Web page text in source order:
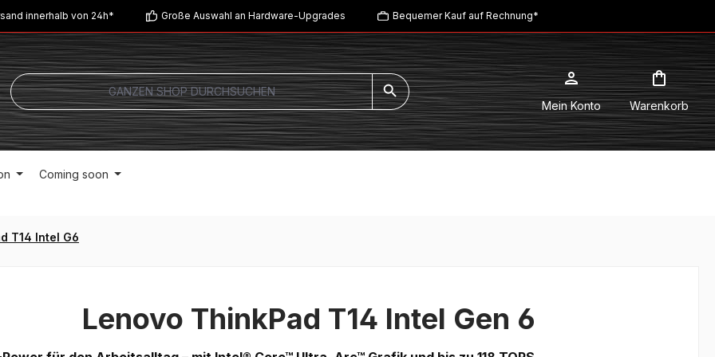
innerhalb von 24h* Große Auswahl an Hardware-Upgrades Bequemer Kauf auf Rechnung*
Mein Konto Warenkorb
Coming soon
T14 Intel G6
Lenovo ThinkPad T14 Intel Gen 6